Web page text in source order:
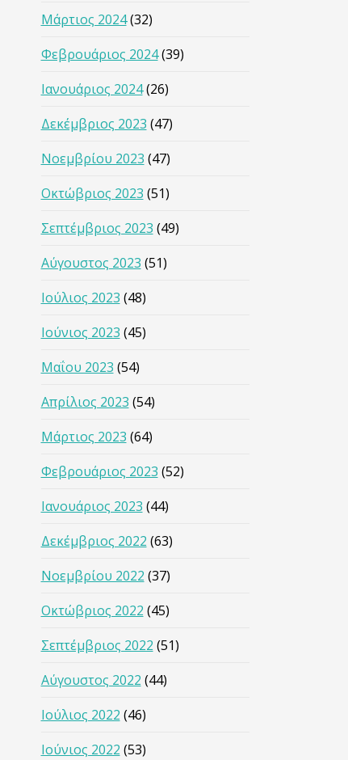
Μάρτιος 2024(32)
Φεβρουάριος 2024(39)
Ιανουάριος 2024(26)
Δεκέμβριος 2023 (47)
Νοεμβρίου 2023 (47)
Οκτώβριος 2023 (51)
Σεπτέμβριος 2023 (49)
Αύγουστος 2023 (51)
Ιούλιος 2023 (48)
Ιούνιος 2023 (45)
Μαΐου 2023 (54)
Απρίλιος 2023 (54)
Μάρτιος 2023 (64)
Φεβρουάριος 2023 (52)
Ιανουάριος 2023 (44)
Δεκέμβριος 2022 (63)
Νοεμβρίου 2022 (37)
Οκτώβριος 2022 (45)
Σεπτέμβριος 2022 (51)
Αύγουστος 2022 (44)
Ιούλιος 2022 (46)
Ιούνιος 2022 (53)